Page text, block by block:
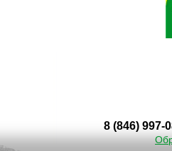
8 (846) 997-